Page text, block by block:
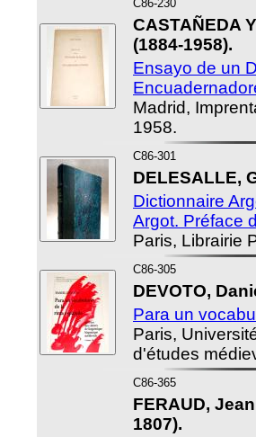
C86-230
CASTAÑEDA
(1884-1958).
Ensayo de un
Madrid,
1958.
C86-301
DELESALLE,
Dictionnaire
Argot. Préface
Paris, Librairie
C86-305
DEVOTO,
Para un
Paris,
d'études
C86-365
FERAUD,
1807).